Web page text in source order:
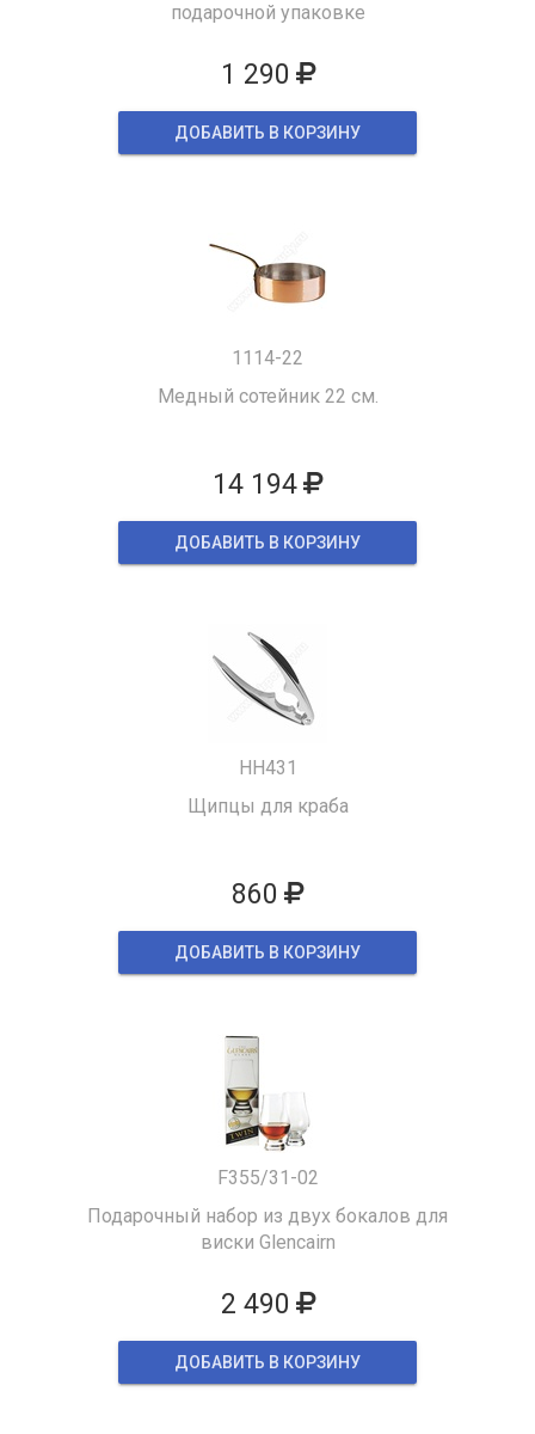
подарочной упаковке
1 290
ДОБАВИТЬ В КОРЗИНУ
1114-22
Медный сотейник 22 см.
14 194
ДОБАВИТЬ В КОРЗИНУ
HH431
Щипцы для краба
860
ДОБАВИТЬ В КОРЗИНУ
F355/31-02
Подарочный набор из двух бокалов для
виски Glencairn
2 490
ДОБАВИТЬ В КОРЗИНУ